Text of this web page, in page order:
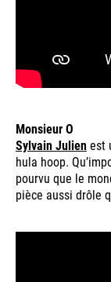
Monsieur O
Sylvain Julienest
hula hoop.
pourvu que le
pièce aussi drôle